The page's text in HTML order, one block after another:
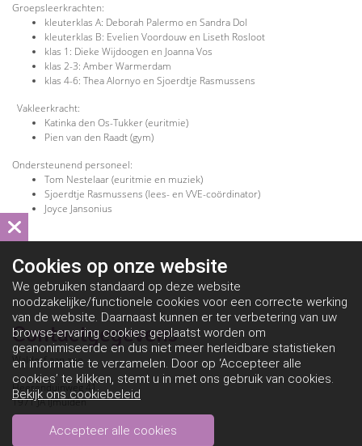
Groepsleerkrachten:
kleuterklas A: Deborah Palermo en Sandra Dol
kleuterklas B: Evelien Voordouw en Liseth Rosloot
klas 1: Dieke Wijdoogen en Joanna Vos
klas 2-3: Amber Warmerdam
klas 4-6: Thea Alornyo en Sjoerdtje Rasmussens
Vakleerkracht:
Katinka den Os-Tukker (euritmie)
Pien van den Raadt (gym)
Ondersteunend personeel:
Tom Nestelaar (euritmie en muziek)
Sjoerdtje Rasmussens (lees- en VVE-coördinator)
Joyce Jansonius
Contactgegevens
Waldorf aan zee
Heerenduinweg 41
1971 JA IJmuiden
Telefoon: 0255 -204009
Cookies op onze website
We gebruiken standaard op deze website
noodzakelijke/functionele cookies voor een correcte werking
van de website. Daarnaast kunnen er ter verbetering van uw
browse-ervaring cookies geplaatst worden om
geanonimiseerde en dus niet meer herleidbare statistieken
en informatie te verzamelen. Door op ‘Accepteer alle
cookies’ te klikken, stemt u in met ons gebruik van cookies.
Bekijk ons cookiebeleid
Accepteer alle cookies